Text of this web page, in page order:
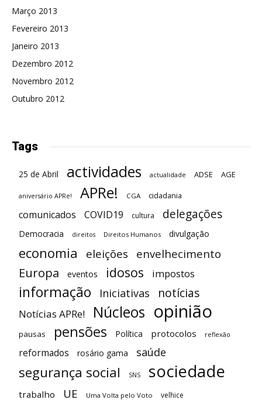
Março 2013
Fevereiro 2013
Janeiro 2013
Dezembro 2012
Novembro 2012
Outubro 2012
Tags
25 de Abril actividades actualidade ADSE AGE
aniversário APRe! APRe! CGA cidadania
comunicados COVID19 cultura delegações
Democracia direitos Direitos Humanos divulgação
economia eleições envelhecimento
Europa eventos idosos impostos
informação Iniciativas notícias
Notícias APRe! Núcleos opinião
pausas pensões Política protocolos reflexão
reformados rosário gama saúde
segurança social SNS sociedade
trabalho UE Uma Volta pelo Voto velhice